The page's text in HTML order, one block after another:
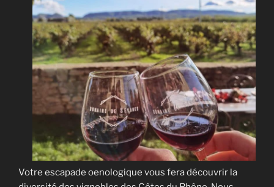
Votre escapade oenologique vous fera découvrir la